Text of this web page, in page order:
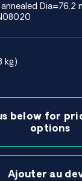
kg)
below for
options
Ajouter au